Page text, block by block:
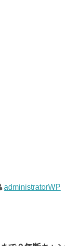
administratorWP